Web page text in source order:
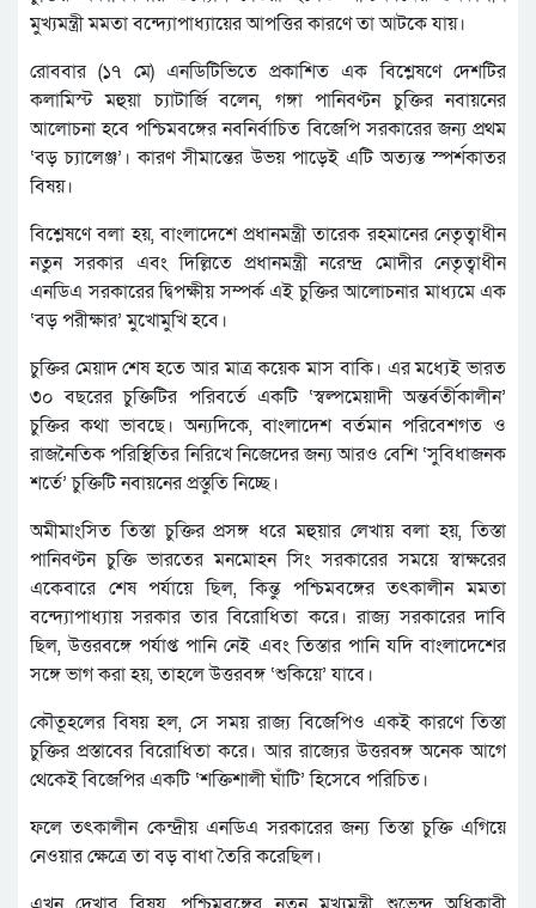
মুখ্যমন্ত্রী মমতা বন্দ্যোপাধ্যায়ের আপত্তির কারণে তা আটকে যায়।
রোববার (১৭ মে) এনডিটিভিতে প্রকাশিত এক বিশ্লেষণে দেশটির
কলামিস্ট মহুয়া চ্যাটার্জি বলেন, গঙ্গা পানিবণ্টন চুক্তির নবায়নের
আলোচনা হবে পশ্চিমবঙ্গের নবনির্বাচিত বিজেপি সরকারের জন্য প্রথম
‘বড় চ্যালেঞ্জ’। কারণ সীমান্তের উভয় পাড়েই এটি অত্যন্ত স্পর্শকাতর
বিষয়।
বিশ্লেষণে বলা হয়, বাংলাদেশে প্রধানমন্ত্রী তারেক রহমানের নেতৃত্বাধীন
নতুন সরকার এবং দিল্লিতে প্রধানমন্ত্রী নরেন্দ্র মোদীর নেতৃত্বাধীন
এনডিএ সরকারের দ্বিপক্ষীয় সম্পর্ক এই চুক্তির আলোচনার মাধ্যমে এক
‘বড় পরীক্ষার’ মুখোমুখি হবে।
চুক্তির মেয়াদ শেষ হতে আর মাত্র কয়েক মাস বাকি। এর মধ্যেই ভারত
৩০ বছরের চুক্তিটির পরিবর্তে একটি ‘স্বল্পমেয়াদী অন্তর্বর্তীকালীন’
চুক্তির কথা ভাবছে। অন্যদিকে, বাংলাদেশ বর্তমান পরিবেশগত ও
রাজনৈতিক পরিস্থিতির নিরিখে নিজেদের জন্য আরও বেশি ‘সুবিধাজনক
শর্তে’ চুক্তিটি নবায়নের প্রস্তুতি নিচ্ছে।
অমীমাংসিত তিস্তা চুক্তির প্রসঙ্গ ধরে মহুয়ার লেখায় বলা হয়, তিস্তা
পানিবণ্টন চুক্তি ভারতের মনমোহন সিং সরকারের সময়ে স্বাক্ষরের
একেবারে শেষ পর্যায়ে ছিল, কিন্তু পশ্চিমবঙ্গের তৎকালীন মমতা
বন্দ্যোপাধ্যায় সরকার তার বিরোধিতা করে। রাজ্য সরকারের দাবি
ছিল, উত্তরবঙ্গে পর্যাপ্ত পানি নেই এবং তিস্তার পানি যদি বাংলাদেশের
সঙ্গে ভাগ করা হয়, তাহলে উত্তরবঙ্গ ‘শুকিয়ে’ যাবে।
কৌতূহলের বিষয় হল, সে সময় রাজ্য বিজেপিও একই কারণে তিস্তা
চুক্তির প্রস্তাবের বিরোধিতা করে। আর রাজ্যের উত্তরবঙ্গ অনেক আগে
থেকেই বিজেপির একটি ‘শক্তিশালী ঘাঁটি’ হিসেবে পরিচিত।
ফলে তৎকালীন কেন্দ্রীয় এনডিএ সরকারের জন্য তিস্তা চুক্তি এগিয়ে
নেওয়ার ক্ষেত্রে তা বড় বাধা তৈরি করেছিল।